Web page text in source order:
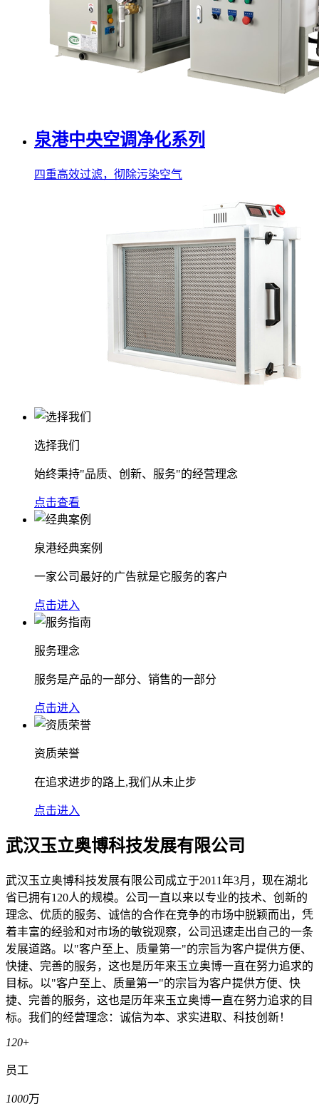
泉港中央空调净化系列
四重高效过滤，彻除污染空气
选择我们
始终秉持"品质、创新、服务"的经营理念
点击查看
泉港经典案例
一家公司最好的广告就是它服务的客户
点击进入
服务理念
服务是产品的一部分、销售的一部分
点击进入
资质荣誉
在追求进步的路上,我们从未止步
点击进入
武汉玉立奥博科技发展有限公司
武汉玉立奥博科技发展有限公司成立于2011年3月，现在湖北
省已拥有120人的规模。公司一直以来以专业的技术、创新的
理念、优质的服务、诚信的合作在竞争的市场中脱颖而出，凭
着丰富的经验和对市场的敏锐观察，公司迅速走出自己的一条
发展道路。以"客户至上、质量第一"的宗旨为客户提供方便、
快捷、完善的服务，这也是历年来玉立奥博一直在努力追求的
目标。以"客户至上、质量第一"的宗旨为客户提供方便、快
捷、完善的服务，这也是历年来玉立奥博一直在努力追求的目
标。我们的经营理念：诚信为本、求实进取、科技创新！
120+
员工
1000万